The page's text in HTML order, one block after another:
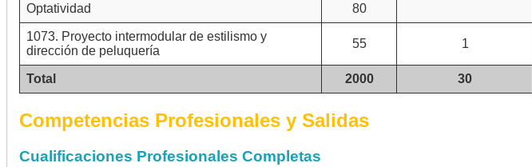
Optatividad 80
1073. Proyecto intermodular de estilismo y
dirección de peluquería
55 1
Total 2000 30
Competencias Profesionales y Salidas
Cualificaciones Profesionales Completas